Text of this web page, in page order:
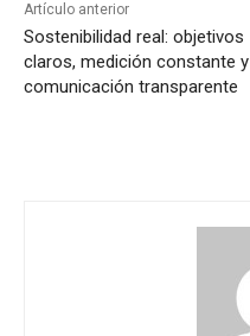
Artículo anterior
Sostenibilidad real: objetivos
claros, medición constante y
comunicación transparente